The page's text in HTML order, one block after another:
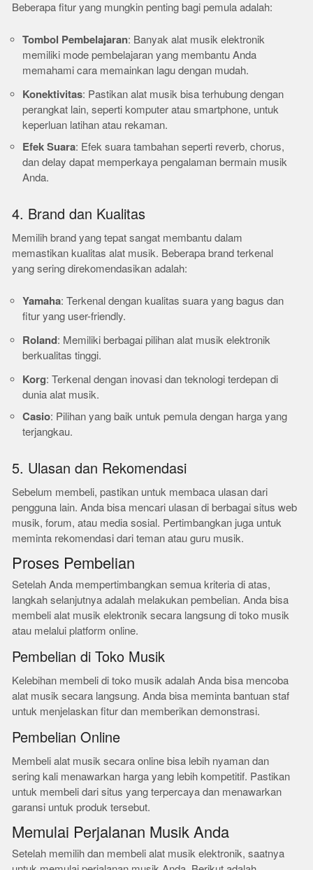
Beberapa fitur yang mungkin penting bagi pemula adalah:
Tombol Pembelajaran: Banyak alat musik elektronik
memiliki mode pembelajaran yang membantu Anda
memahami cara memainkan lagu dengan mudah.
Konektivitas: Pastikan alat musik bisa terhubung dengan
perangkat lain, seperti komputer atau smartphone, untuk
keperluan latihan atau rekaman.
Efek Suara: Efek suara tambahan seperti reverb, chorus,
dan delay dapat memperkaya pengalaman bermain musik
Anda.
4. Brand dan Kualitas
Memilih brand yang tepat sangat membantu dalam
memastikan kualitas alat musik. Beberapa brand terkenal
yang sering direkomendasikan adalah:
Yamaha: Terkenal dengan kualitas suara yang bagus dan
fitur yang user-friendly.
Roland: Memiliki berbagai pilihan alat musik elektronik
berkualitas tinggi.
Korg: Terkenal dengan inovasi dan teknologi terdepan di
dunia alat musik.
Casio: Pilihan yang baik untuk pemula dengan harga yang
terjangkau.
5. Ulasan dan Rekomendasi
Sebelum membeli, pastikan untuk membaca ulasan dari
pengguna lain. Anda bisa mencari ulasan di berbagai situs web
musik, forum, atau media sosial. Pertimbangkan juga untuk
meminta rekomendasi dari teman atau guru musik.
Proses Pembelian
Setelah Anda mempertimbangkan semua kriteria di atas,
langkah selanjutnya adalah melakukan pembelian. Anda bisa
membeli alat musik elektronik secara langsung di toko musik
atau melalui platform online.
Pembelian di Toko Musik
Kelebihan membeli di toko musik adalah Anda bisa mencoba
alat musik secara langsung. Anda bisa meminta bantuan staf
untuk menjelaskan fitur dan memberikan demonstrasi.
Pembelian Online
Membeli alat musik secara online bisa lebih nyaman dan
sering kali menawarkan harga yang lebih kompetitif. Pastikan
untuk membeli dari situs yang terpercaya dan menawarkan
garansi untuk produk tersebut.
Memulai Perjalanan Musik Anda
Setelah memilih dan membeli alat musik elektronik, saatnya